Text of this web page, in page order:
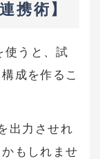
携術】
うと、試
成を作るこ
出力させれ
もしれませ